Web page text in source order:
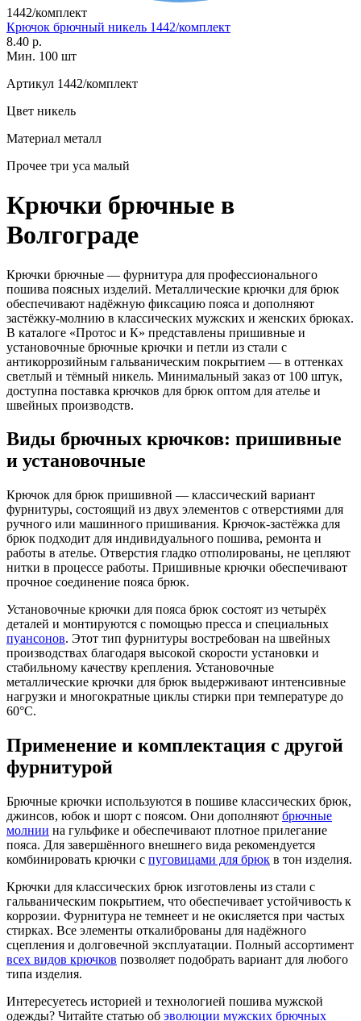
1442/комплект
Крючок брючный никель 1442/комплект
8.40 р.
Мин. 100 шт
Артикул 1442/комплект
Цвет никель
Материал металл
Прочее три уса малый
Крючки брючные в
Волгограде
Крючки брючные — фурнитура для профессионального
пошива поясных изделий. Металлические крючки для брюк
обеспечивают надёжную фиксацию пояса и дополняют
застёжку-молнию в классических мужских и женских брюках.
В каталоге «Протос и К» представлены пришивные и
установочные брючные крючки и петли из стали с
антикоррозийным гальваническим покрытием — в оттенках
светлый и тёмный никель. Минимальный заказ от 100 штук,
доступна поставка крючков для брюк оптом для ателье и
швейных производств.
Виды брючных крючков: пришивные
и установочные
Крючок для брюк пришивной — классический вариант
фурнитуры, состоящий из двух элементов с отверстиями для
ручного или машинного пришивания. Крючок-застёжка для
брюк подходит для индивидуального пошива, ремонта и
работы в ателье. Отверстия гладко отполированы, не цепляют
нитки в процессе работы. Пришивные крючки обеспечивают
прочное соединение пояса брюк.
Установочные крючки для пояса брюк состоят из четырёх
деталей и монтируются с помощью пресса и специальных
пуансонов. Этот тип фурнитуры востребован на швейных
производствах благодаря высокой скорости установки и
стабильному качеству крепления. Установочные
металлические крючки для брюк выдерживают интенсивные
нагрузки и многократные циклы стирки при температуре до
60°C.
Применение и комплектация с другой
фурнитурой
Брючные крючки используются в пошиве классических брюк,
джинсов, юбок и шорт с поясом. Они дополняют брючные
молнии на гульфике и обеспечивают плотное прилегание
пояса. Для завершённого внешнего вида рекомендуется
комбинировать крючки с пуговицами для брюк в тон изделия.
Крючки для классических брюк изготовлены из стали с
гальваническим покрытием, что обеспечивает устойчивость к
коррозии. Фурнитура не темнеет и не окисляется при частых
стирках. Все элементы откалиброваны для надёжного
сцепления и долговечной эксплуатации. Полный ассортимент
всех видов крючков позволяет подобрать вариант для любого
типа изделия.
Интересуетесь историей и технологией пошива мужской
одежды? Читайте статью об эволюции мужских брючных